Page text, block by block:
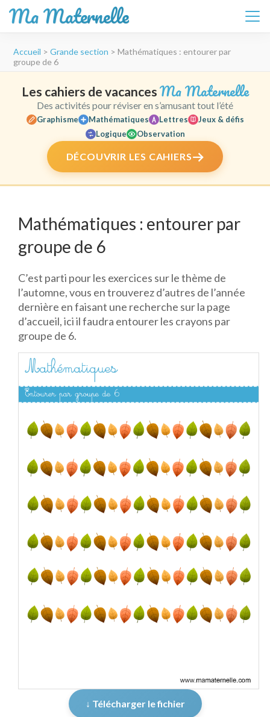
Ma Maternelle
contenu
Entrée)
Accueil > Grande section > Mathématiques : entourer par
groupe de 6
Les cahiers de vacances Ma Maternelle
Des activités pour réviser en s’amusant tout l’été
Graphisme Mathématiques Lettres
Jeux & défis
Logique
Observation
DÉCOUVRIR LES CAHIERS
Mathématiques : entourer par
groupe de 6
C’est parti pour les exercices sur le thème de
l’automne, vous en trouverez d’autres de l’année
dernière en faisant une recherche sur la page
d’accueil, ici il faudra entourer les crayons par
groupe de 6.
↓ Télécharger le fichier